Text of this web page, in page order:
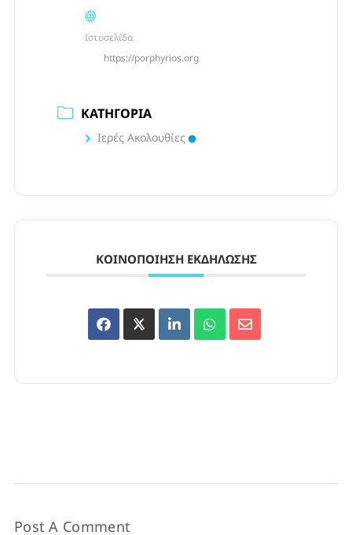
Ιστοσελίδα
https://porphyrios.org
ΚΑΤΗΓΟΡΊΑ
Ιερές Ακολουθίες
ΚΟΙΝΟΠΟΊΗΣΗ ΕΚΔΉΛΩΣΗΣ
Post A Comment